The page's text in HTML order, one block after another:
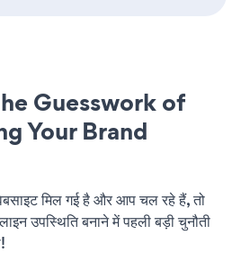
Guesswork of
Your Brand
मिल गई है और आप चल रहे हैं, तो
उपस्थिति बनाने में पहली बड़ी चुनौती